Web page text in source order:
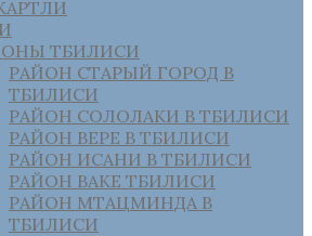
ТБИЛИСИ
РАЙОН СТАРЫЙ ГОРОД В
ТБИЛИСИ
РАЙОН СОЛОЛАКИ В ТБИЛИСИ
РАЙОН ВЕРЕ В ТБИЛИСИ
РАЙОН ИСАНИ В ТБИЛИСИ
РАЙОН ВАКЕ ТБИЛИСИ
РАЙОН МТАЦМИНДА В
ТБИЛИСИ